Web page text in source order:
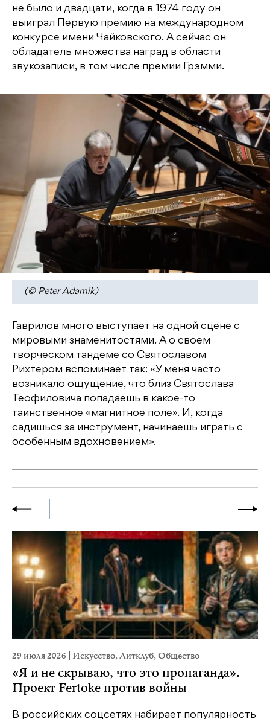
не было и двадцати, когда в 1974 году он
выиграл Первую премию на международном
конкурсе имени Чайковского. А сейчас он
обладатель множества наград в области
звукозаписи, в том числе премии Грэмми.
(© Peter Adamik)
Гаврилов много выступает на одной сцене с
мировыми знаменитостями. А о своем
творческом тандеме со Святославом
Рихтером вспоминает так: «У меня часто
возникало ощущение, что близ Святослава
Теофиловича попадаешь в какое-то
таинственное «магнитное поле». И, когда
садишься за инструмент, начинаешь играть с
особенным вдохновением».
29 июля 2026 Искусство,Литклуб,Общество
«Я и не скрываю, что это пропаганда».
Проект Fertoke против войны
В российских соцсетях набирает популярность